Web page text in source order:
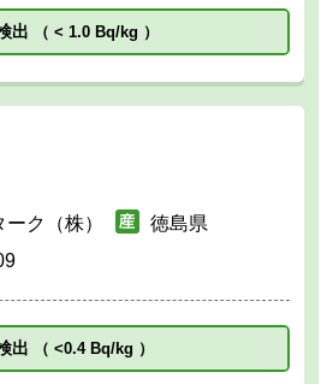
出 （ < 1.0 Bq/kg ）
ク（株）
徳島県
出 （ <0.4 Bq/kg ）